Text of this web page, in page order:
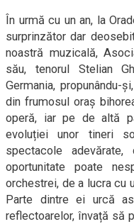
În urmă cu un an, la
surprinzător dar
noastră muzicală,
său, tenorul Stelian
Germania, propunându-
din frumosul oraș
operă, iar pe de altă
evoluției unor tineri
spectacole
oportunitate poate
orchestrei, de a lucra cu
Parte dintre ei urcă
reflectoarelor, învață să